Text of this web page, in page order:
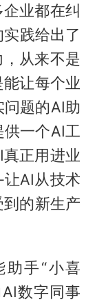
业都在纠
践给出了
从来不是
让每个业
题的AI助
一个AI工
正用进业
AI从技术
的新生产
手“小喜
数字同事